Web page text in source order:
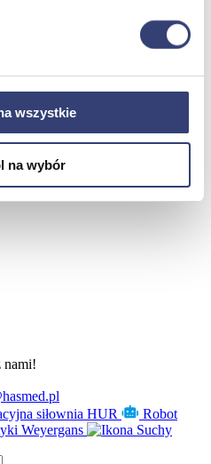
wszystkie
na wybór
nami!
siłownia HUR
Robot
Weyergans
Suchy